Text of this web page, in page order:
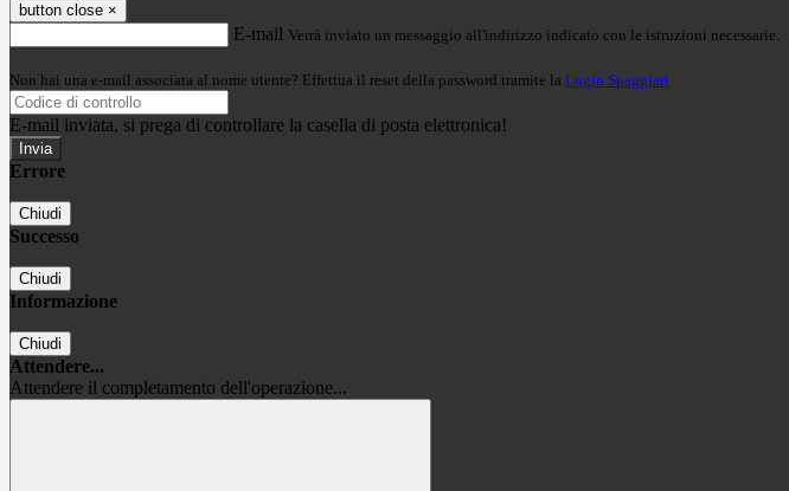
button close ×
E-mail Verrà inviato un messaggio all'indirizzo indicato con le istruzioni necessarie.
Non hai una e-mail associata al nome utente? Effettua il reset della password tramite la Login Spaggiari
E-mail inviata, si prega di controllare la casella di posta elettronica!
Errore
Chiudi
Successo
Chiudi
Informazione
Chiudi
Attendere...
Attendere il completamento dell'operazione...